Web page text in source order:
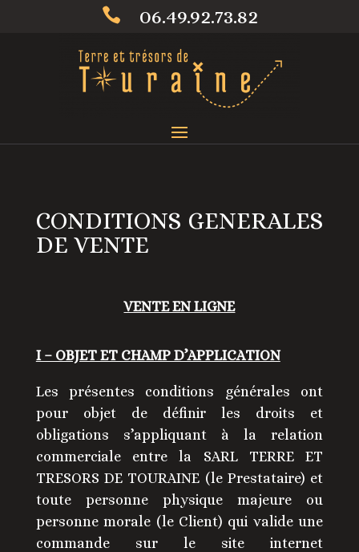
 06.49.92.73.82
CONDITIONS GENERALES
DE VENTE
VENTE EN LIGNE
I – OBJET ET CHAMP D’APPLICATION
Les présentes conditions générales ont
pour objet de définir les droits et
obligations s’appliquant à la relation
commerciale entre la SARL TERRE ET
TRESORS DE TOURAINE (le Prestataire) et
toute personne physique majeure ou
personne morale (le Client) qui valide une
commande sur le site internet